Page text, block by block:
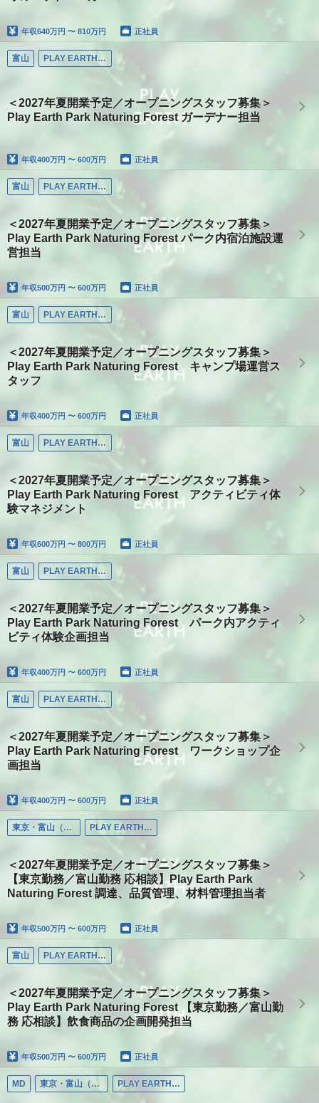
年収640万円 〜 810万円 正社員
富山 PLAY EARTH PARK
＜2027年夏開業予定／オープニングスタッフ募集＞
Play Earth Park Naturing Forest ガーデナー担当
年収400万円 〜 600万円 正社員
富山 PLAY EARTH PARK
＜2027年夏開業予定／オープニングスタッフ募集＞
Play Earth Park Naturing Forest パーク内宿泊施設運
営担当
年収500万円 〜 600万円 正社員
富山 PLAY EARTH PARK
＜2027年夏開業予定／オープニングスタッフ募集＞
Play Earth Park Naturing Forest キャンプ場運営ス
タッフ
年収400万円 〜 600万円 正社員
富山 PLAY EARTH PARK
＜2027年夏開業予定／オープニングスタッフ募集＞
Play Earth Park Naturing Forest アクティビティ体
験マネジメント
年収600万円 〜 800万円 正社員
富山 PLAY EARTH PARK
＜2027年夏開業予定／オープニングスタッフ募集＞
Play Earth Park Naturing Forest パーク内アクティ
ビティ体験企画担当
年収400万円 〜 600万円 正社員
富山 PLAY EARTH PARK
＜2027年夏開業予定／オープニングスタッフ募集＞
Play Earth Park Naturing Forest ワークショップ企
画担当
年収400万円 〜 600万円 正社員
東京・富山（応相談） PLAY EARTH PARK
＜2027年夏開業予定／オープニングスタッフ募集＞
【東京勤務／富山勤務 応相談】Play Earth Park
Naturing Forest 調達、品質管理、材料管理担当者
年収500万円 〜 600万円 正社員
富山 PLAY EARTH PARK
＜2027年夏開業予定／オープニングスタッフ募集＞
Play Earth Park Naturing Forest 【東京勤務／富山勤
務 応相談】飲食商品の企画開発担当
年収500万円 〜 600万円 正社員
MD 東京・富山（応相談） PLAY EARTH PARK